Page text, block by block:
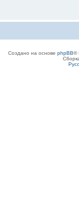
Создано на основе phpBB®